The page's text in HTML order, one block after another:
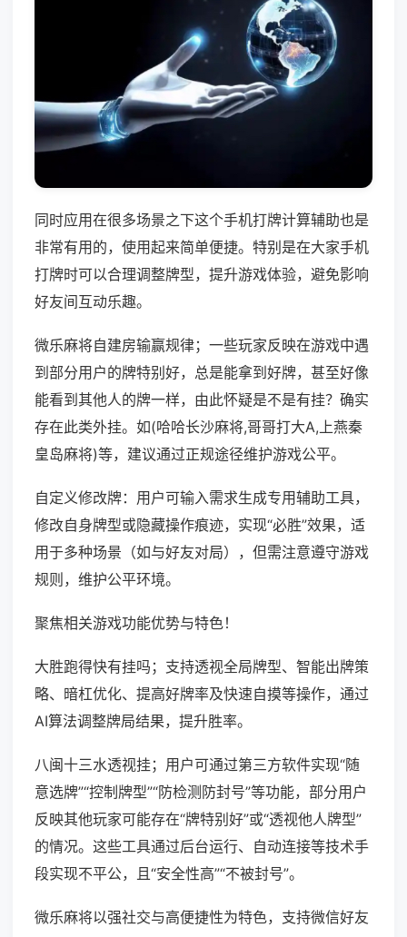
同时应用在很多场景之下这个手机打牌计算辅助也是
非常有用的，使用起来简单便捷。特别是在大家手机
打牌时可以合理调整牌型，提升游戏体验，避免影响
好友间互动乐趣。
微乐麻将自建房输赢规律；一些玩家反映在游戏中遇
到部分用户的牌特别好，总是能拿到好牌，甚至好像
能看到其他人的牌一样，由此怀疑是不是有挂？确实
存在此类外挂。如(哈哈长沙麻将,哥哥打大A,上燕秦
皇岛麻将)等，建议通过正规途径维护游戏公平。
自定义修改牌：用户可输入需求生成专用辅助工具，
修改自身牌型或隐藏操作痕迹，实现“必胜”效果，适
用于多种场景（如与好友对局），但需注意遵守游戏
规则，维护公平环境。
聚焦相关游戏功能优势与特色！
大胜跑得快有挂吗；支持透视全局牌型、智能出牌策
略、暗杠优化、提高好牌率及快速自摸等操作，通过
AI算法调整牌局结果，提升胜率。
八闽十三水透视挂；用户可通过第三方软件实现“随
意选牌”“控制牌型”“防检测防封号”等功能，部分用户
反映其他玩家可能存在“牌特别好”或“透视他人牌型”
的情况。这些工具通过后台运行、自动连接等技术手
段实现不平公，且“安全性高”“不被封号”。
微乐麻将以强社交与高便捷性为特色，支持微信好友